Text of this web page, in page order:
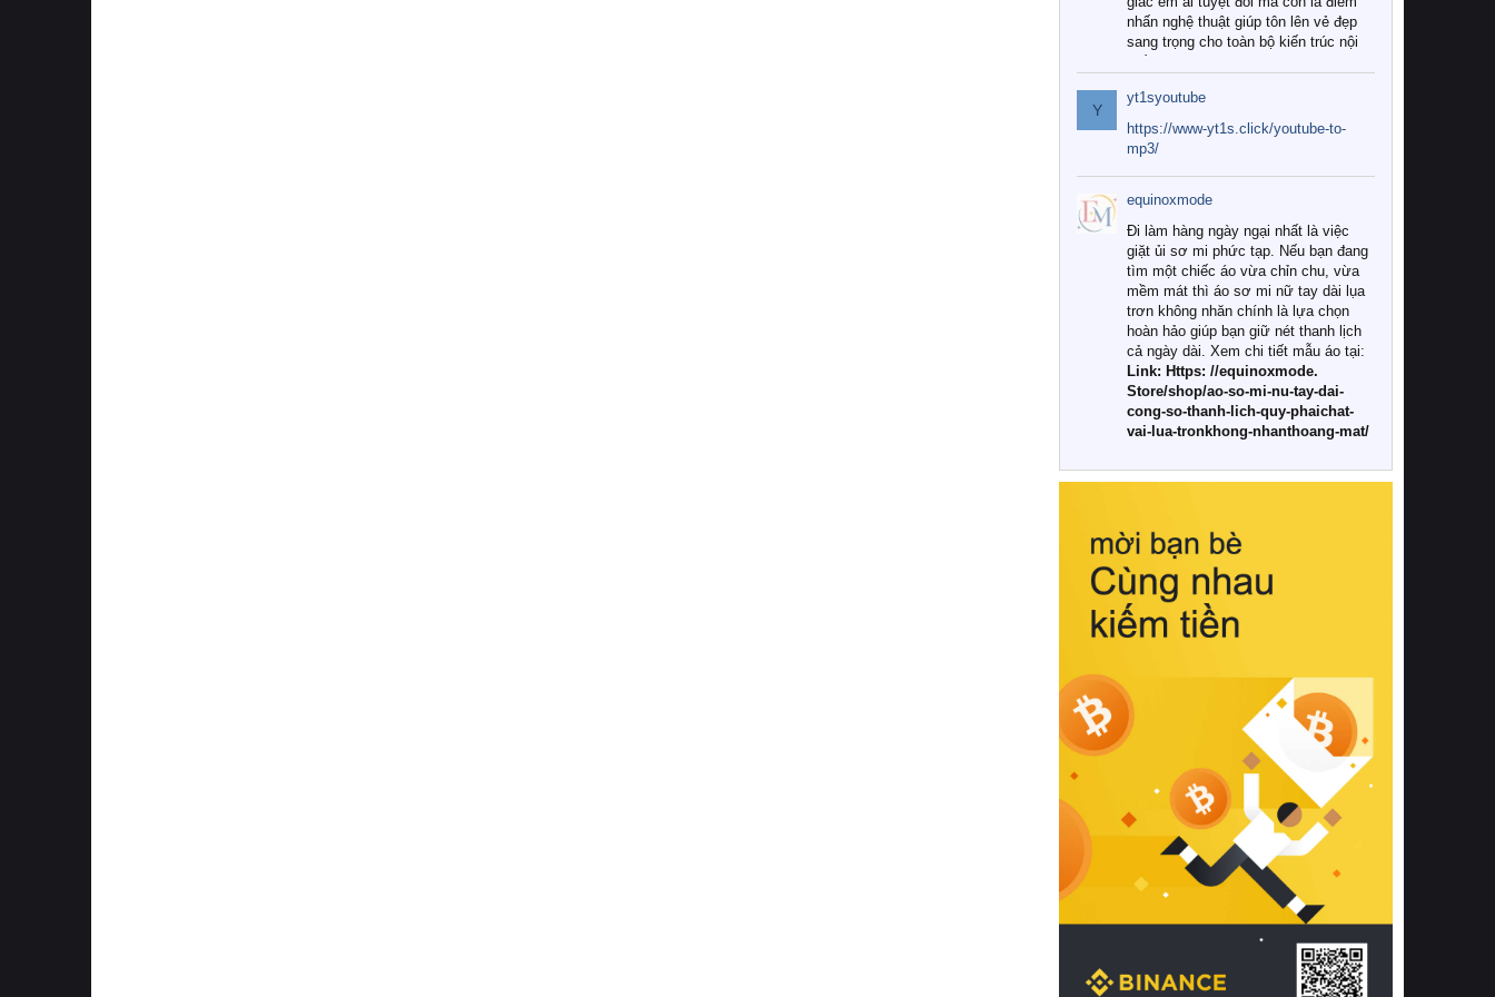
nhấn nghệ thuật giúp tôn lên vẻ đẹp
sang trọng cho toàn bộ kiến trúc nội
Tuy nhiên, giữa thị trường đa dạng
với vô vàn thương hiệu và mẫu mã
như hiện nay, làm thế nào để chọn
được những bộ chăn ga gối đệm cao
cấp thực sự chất lượng, phù hợp với
khí hậu và nhu cầu sử dụng của gia
đình? Hãy cùng chúng tôi đi tìm lời
giải đáp chi tiết qua bài viết dưới đây.
1. Tại sao các gia đình hiện đại lại ưa
chuộng chăn ga gối đệm cao cấp?
Khác với các dòng sản phẩm thông
thường, những bộ chăn ga gối đệm
cao cấp trải qua quy trình sản xuất
nghiêm ngặt từ khâu chọn lọc nguyên
liệu tự nhiên đến công nghệ dệt
nhuộm hiện đại không chứa hóa chất
này, bạn sẽ cảm nhận rõ rệt sự khác
hồi chuẩn xác của phần đệm nâng đỡ
cột sống.
Bên cạnh đó, việc lựa chọn các dòng
sản phẩm đạt chuẩn chất lượng quốc
tế còn giúp ngăn ngừa tình trạng kích
khuẩn và nấm mốc trong điều kiện
thời tiết nóng ẩm. Bạn có thể tìm hiểu
thêm các nghiên cứu khoa học về tác
động của giấc ngủ và môi trường
phòng ngủ đối với sức khỏe con
người tại Sleep Foundation (External
Link) để có cái nhìn toàn diện hơn.
2. Các tiêu chí vàng khi lựa chọn
chăn ga gối đệm cao cấp cho phòng
ngủ
Để sở hữu một bộ chăn ga gối đệm
cao cấp hoàn hảo cả về thẩm mỹ lẫn
công năng, người tiêu dùng cần cân
nhắc kỹ lưỡng các tiêu chí quan trọng
Y
yt1syoutube
https://www-yt1s.click/youtube-to-
mp3/
equinoxmode
Đi làm hàng ngày ngại nhất là việc
giặt ủi sơ mi phức tạp. Nếu bạn đang
tìm một chiếc áo vừa chỉn chu, vừa
mềm mát thì áo sơ mi nữ tay dài lụa
trơn không nhăn chính là lựa chọn
hoàn hảo giúp bạn giữ nét thanh lịch
cả ngày dài. Xem chi tiết mẫu áo tại:
Link: Https: //equinoxmode.
Store/shop/ao-so-mi-nu-tay-dai-
cong-so-thanh-lich-quy-phaichat-
vai-lua-tronkhong-nhanthoang-mat/